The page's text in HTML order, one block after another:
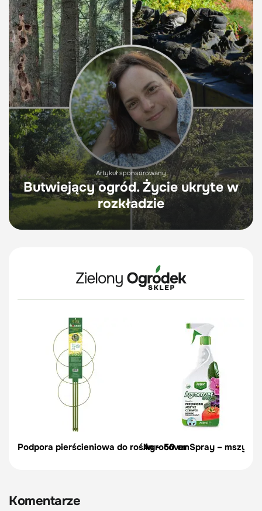
Artykuł sponsorowany
Butwiejący ogród. Życie ukryte w
rozkładzie
Podpora pierścieniowa do roślin – 50 cm
Agrocover Spray –
Komentarze